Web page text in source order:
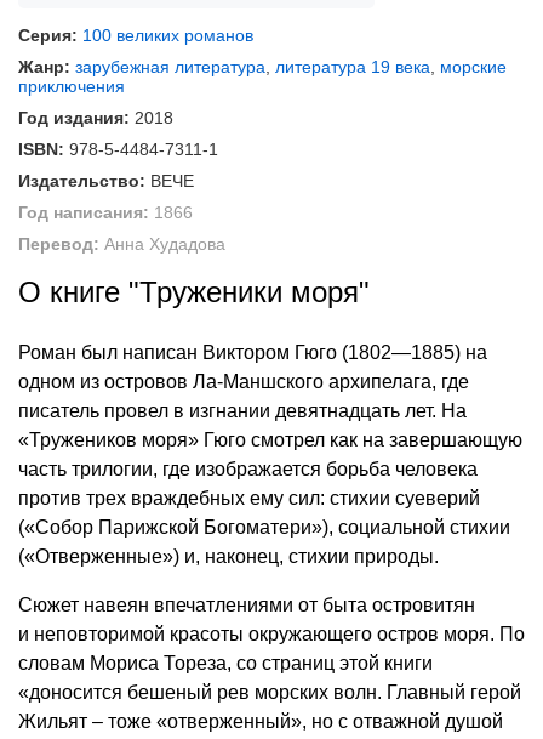
Серия: 100 великих романов
Жанр: зарубежная литература, литература 19 века, морские
приключения
Год издания: 2018
ISBN: 978-5-4484-7311-1
Издательство: ВЕЧЕ
Год написания: 1866
Перевод: Анна Худадова
О книге "Труженики моря"
Роман был написан Виктором Гюго (1802—1885) на
одном из островов Ла-Маншского архипелага, где
писатель провел в изгнании девятнадцать лет. На
«Тружеников моря» Гюго смотрел как на завершающую
часть трилогии, где изображается борьба человека
против трех враждебных ему сил: стихии суеверий
(«Собор Парижской Богоматери»), социальной стихии
(«Отверженные») и, наконец, стихии природы.
Сюжет навеян впечатлениями от быта островитян
и неповторимой красоты окружающего остров моря. По
словам Мориса Тореза, со страниц этой книги
«доносится бешеный рев морских волн. Главный герой
Жильят – тоже «отверженный», но с отважной душой